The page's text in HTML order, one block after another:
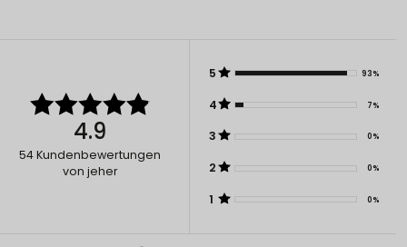
4.9
54Kundenbewertungen
von jeher
5 93%
4 7%
3 0%
2 0%
1 0%